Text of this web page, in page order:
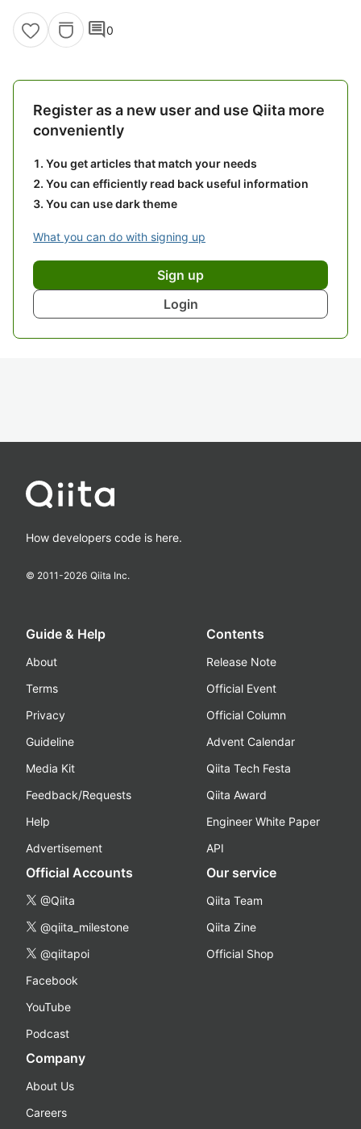
comment0
Register as a new user and use Qiita more
conveniently
You get articles that match your needs
You can efficiently read back useful information
You can use dark theme
What you can do with signing up
Sign up
Login
How developers code is here.
© 2011-2026 Qiita Inc.
Guide & Help
About
Terms
Privacy
Guideline
Media Kit
Feedback/Requests
Help
Advertisement
Contents
Release Note
Official Event
Official Column
Advent Calendar
Qiita Tech Festa
Qiita Award
Engineer White Paper
API
Official Accounts
@Qiita
@qiita_milestone
@qiitapoi
Facebook
YouTube
Podcast
Our service
Qiita Team
Qiita Zine
Official Shop
Company
About Us
Careers